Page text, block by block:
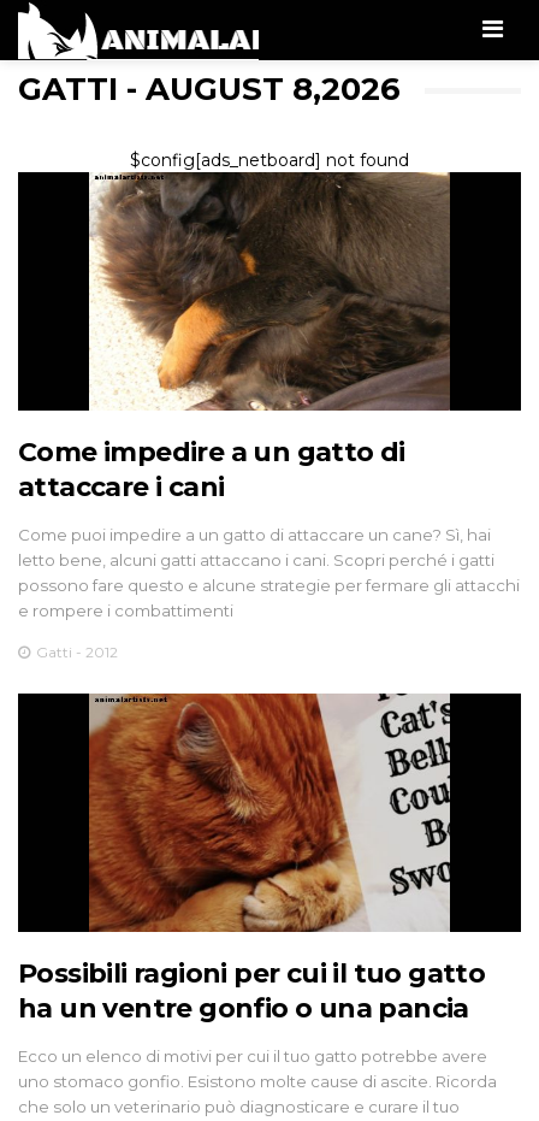
GATTI - AUGUST 8,2026
$config[ads_netboard] not found
Come impedire a un gatto di
attaccare i cani
Come puoi impedire a un gatto di attaccare un cane? Sì, hai
letto bene, alcuni gatti attaccano i cani. Scopri perché i gatti
possono fare questo e alcune strategie per fermare gli attacchi
e rompere i combattimenti
Gatti - 2012
Possibili ragioni per cui il tuo gatto
ha un ventre gonfio o una pancia
Ecco un elenco di motivi per cui il tuo gatto potrebbe avere
uno stomaco gonfio. Esistono molte cause di ascite. Ricorda
che solo un veterinario può diagnosticare e curare il tuo